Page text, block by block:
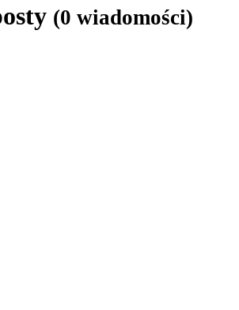
(0 wiadomości)